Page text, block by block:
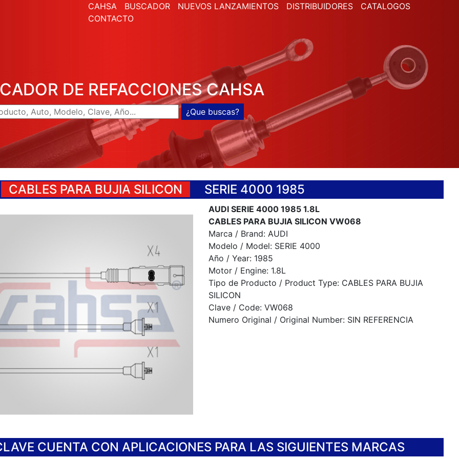
CAHSA BUSCADOR NUEVOS LANZAMIENTOS DISTRIBUIDORES
CATALOGOS
CONTACTO
DE REFACCIONES CAHSA
CABLES PARA BUJIA SILICON SERIE 4000 1985
AUDI SERIE 4000 1985 1.8L
CABLES PARA BUJIA SILICON VW068
Marca / Brand: AUDI
Modelo / Model: SERIE 4000
Año / Year: 1985
Motor / Engine: 1.8L
Tipo de Producto / Product Type: CABLES PARA BUJIA
SILICON
Clave / Code: VW068
Numero Original / Original Number: SIN REFERENCIA
CUENTA CON APLICACIONES PARA LAS SIGUIENTES MARCAS